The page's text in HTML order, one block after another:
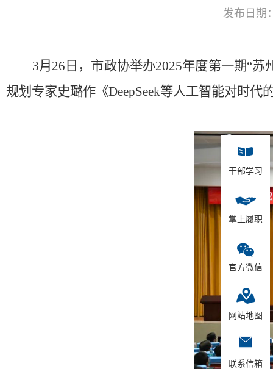
发布日期
3月 26 日，市政协举办2025年度第一期“苏
规划专家史璐作《DeepSeek等人工智能对时代
干部学习
掌上履职
官方微信
网站地图
联系信箱